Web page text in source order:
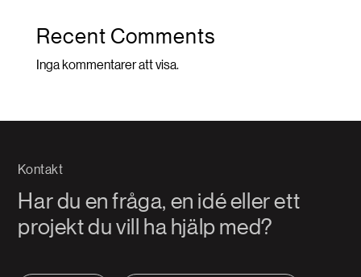
Recent Comments
Inga kommentarer att visa.
Kontakt
Har du en fråga, en idé eller ett
projekt du vill ha hjälp med?